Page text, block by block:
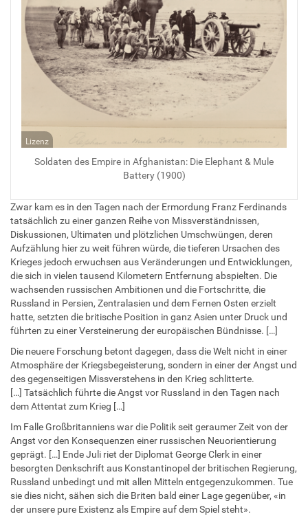
Lizenz
Soldaten des Empire in Afghanistan: Die Elephant & Mule
Battery (1900)
Zwar kam es in den Tagen nach der Ermordung Franz Ferdinands
tatsächlich zu einer ganzen Reihe von Missverständnissen,
Diskussionen, Ultimaten und plötzlichen Umschwüngen, deren
Aufzählung hier zu weit führen würde, die tieferen Ursachen des
Krieges jedoch erwuchsen aus Veränderungen und Entwicklungen,
die sich in vielen tausend Kilometern Entfernung abspielten. Die
wachsenden russischen Ambitionen und die Fortschritte, die
Russland in Persien, Zentralasien und dem Fernen Osten erzielt
hatte, setzten die britische Position in ganz Asien unter Druck und
führten zu einer Versteinerung der europäischen Bündnisse. […]
Die neuere Forschung betont dagegen, dass die Welt nicht in einer
Atmosphäre der Kriegsbegeisterung, sondern in einer der Angst und
des gegenseitigen Missverstehens in den Krieg schlitterte.
[…] Tatsächlich führte die Angst vor Russland in den Tagen nach
dem Attentat zum Krieg […]
Im Falle Großbritanniens war die Politik seit geraumer Zeit von der
Angst vor den Konsequenzen einer russischen Neuorientierung
geprägt. […] Ende Juli riet der Diplomat George Clerk in einer
besorgten Denkschrift aus Konstantinopel der britischen Regierung,
Russland unbedingt und mit allen Mitteln entgegenzukommen. Tue
sie dies nicht, sähen sich die Briten bald einer Lage gegenüber, «in
der unsere pure Existenz als Empire auf dem Spiel steht».